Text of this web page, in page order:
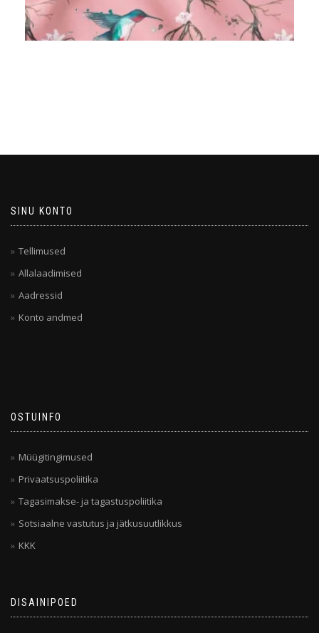
SINU KONTO
Tellimused
Allalaadimised
Aadressid
Konto andmed
OSTUINFO
Müügitingimused
Privaatsuspoliitika
Tagasimakse- ja tagastuspoliitika
Sotsiaalne vastutus ja jätkusuutlikkus
KKK
DISAINIPOED